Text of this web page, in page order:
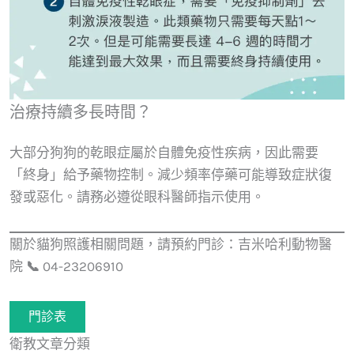
治療持續多長時間？
大部分狗狗的乾眼症屬於自體免疫性疾病，因此需要
「終身」給予藥物控制。減少頻率停藥可能導致症狀復
發或惡化。請務必遵從眼科醫師指示使用。
關於貓狗照護相關問題，請預約門診：吉米哈利動物醫
院 📞 04-23206910
門診表
衛教文章分類